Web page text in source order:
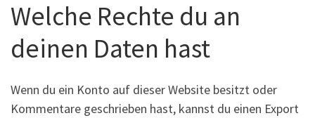
Welche Rechte du an
deinen Daten hast
Wenn du ein Konto auf dieser Website besitzt oder
Kommentare geschrieben hast, kannst du einen Export